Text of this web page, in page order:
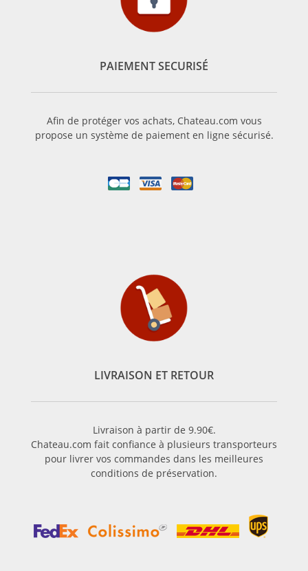
PAIEMENT SECURISÉ
Afin de protéger vos achats, Chateau.com vous
propose un système de paiement en ligne sécurisé.
LIVRAISON ET RETOUR
Livraison à partir de 9.90€.
Chateau.com fait confiance à plusieurs transporteurs
pour livrer vos commandes dans les meilleures
conditions de préservation.